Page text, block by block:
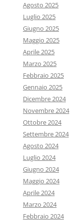
Agosto 2025
Luglio 2025
Giugno 2025
Maggio 2025
Aprile 2025
Marzo 2025
Febbraio 2025
Gennaio 2025
Dicembre 2024
Novembre 2024
Ottobre 2024
Settembre 2024
Agosto 2024
Luglio 2024
Giugno 2024
Maggio 2024
Aprile 2024
Marzo 2024
Febbraio 2024